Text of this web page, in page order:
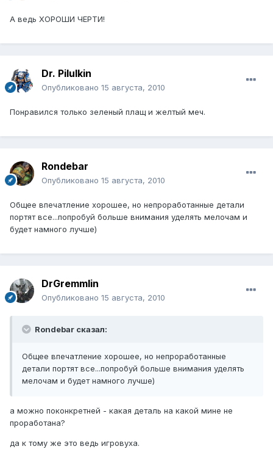
А ведь ХОРОШИ ЧЕРТИ!
Dr. Pilulkin
Опубликовано 15 августа, 2010
Понравился только зеленый плащ и желтый меч.
Rondebar
Опубликовано 15 августа, 2010
Общее впечатление хорошее, но непроработанные детали
портят все...попробуй больше внимания уделять мелочам и
будет намного лучше)
DrGremmlin
Опубликовано 15 августа, 2010
Rondebar сказал:
Общее впечатление хорошее, но непроработанные
детали портят все...попробуй больше внимания уделять
мелочам и будет намного лучше)
а можно поконкретней - какая деталь на какой мине не
проработана?
да к тому же это ведь игровуха.